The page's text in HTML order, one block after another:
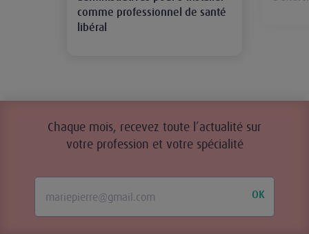
comme professionnel de santé
libéral
Chaque mois, recevez toute l’actualité sur
votre profession et votre spécialité
OK